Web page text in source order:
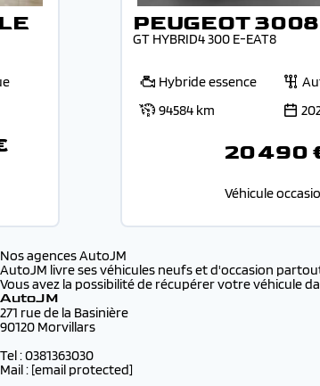
PEUGEOT 3008
GT HYBRID4 300 E-EAT8
Hybride essence
94584 km
20 490
Véhicule
Nos agences AutoJM
AutoJM livre ses véhicules neufs et d'occasion
Vous avez la possibilité de récupérer votre véhicule
AutoJM
271 rue de la Basinière
90120 Morvillars
Tel : 0381363030
Mail : [email protected]